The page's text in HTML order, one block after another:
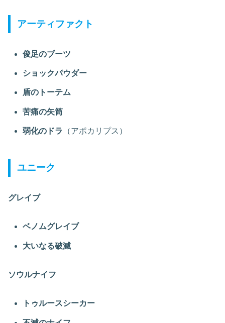
アーティファクト
俊足のブーツ
ショックパウダー
盾のトーテム
苦痛の矢筒
弱化のドラ （アポカリプス）
ユニーク
グレイブ
ベノムグレイブ
大いなる破滅
ソウルナイフ
トゥルースシーカー